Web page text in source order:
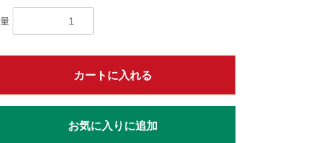
カートに入れる
お気に入りに追加